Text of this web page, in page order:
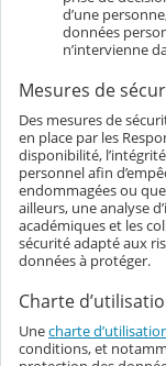
d’une
données
n’intervienne
Mesures de
Des mesures de
en place par les
disponibilité,
personnel afin
endommagées ou
ailleurs, une analyse
académiques et les
sécurité adapté aux
données à protéger.
Charte
Unecharte
conditions, et